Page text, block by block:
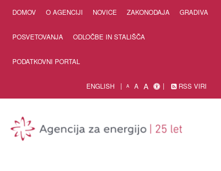
DOMOV O AGENCIJI NOVICE ZAKONODAJA GRADIVA
POSVETOVANJA ODLOČBE IN STALIŠČA
PODATKOVNI PORTAL
ENGLISH A A A RSS VIRI